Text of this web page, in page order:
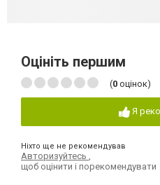
Оцініть першим
(0 оцінок)
Я
Ніхто ще не рекомендував
Авторизуйтесь
щоб оцінити і порекомендувати